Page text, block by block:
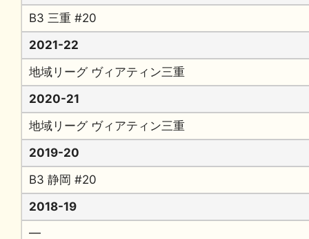
B3 三重 #20
2021-22
地域リーグ ヴィアティン三重
2020-21
地域リーグ ヴィアティン三重
2019-20
B3 静岡 #20
2018-19
━